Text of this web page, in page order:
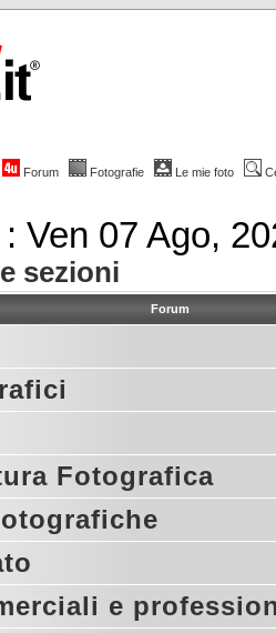
Forum Fotografie Le mie foto
Ven 07 Ago,
sezioni
Forum
Fotografica
e